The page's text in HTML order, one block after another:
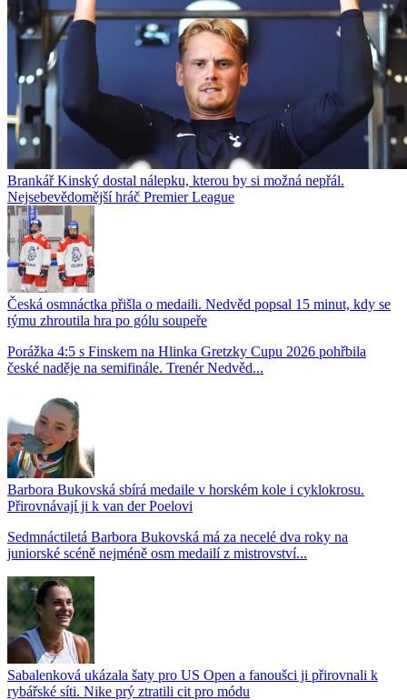
Brankář Kinský dostal nálepku, kterou by si možná nepřál.
Nejsebevědomější hráč Premier League
Česká osmnáctka přišla o medaili. Nedvěd popsal 15 minut, kdy se
týmu zhroutila hra po gólu soupeře
Porážka 4:5 s Finskem na Hlinka Gretzky Cupu 2026 pohřbila
české naděje na semifinále. Trenér Nedvěd...
Barbora Bukovská sbírá medaile v horském kole i cyklokrosu.
Přirovnávají ji k van der Poelovi
Sedmnáctiletá Barbora Bukovská má za necelé dva roky na
juniorské scéně nejméně osm medailí z mistrovství...
Sabalenková ukázala šaty pro US Open a fanoušci ji přirovnali k
rybářské síti. Nike prý ztratili cit pro módu